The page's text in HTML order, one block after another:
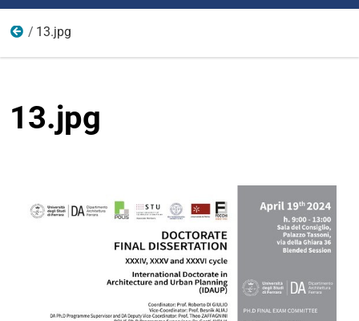
Eventi
13.jpg
13.jpg